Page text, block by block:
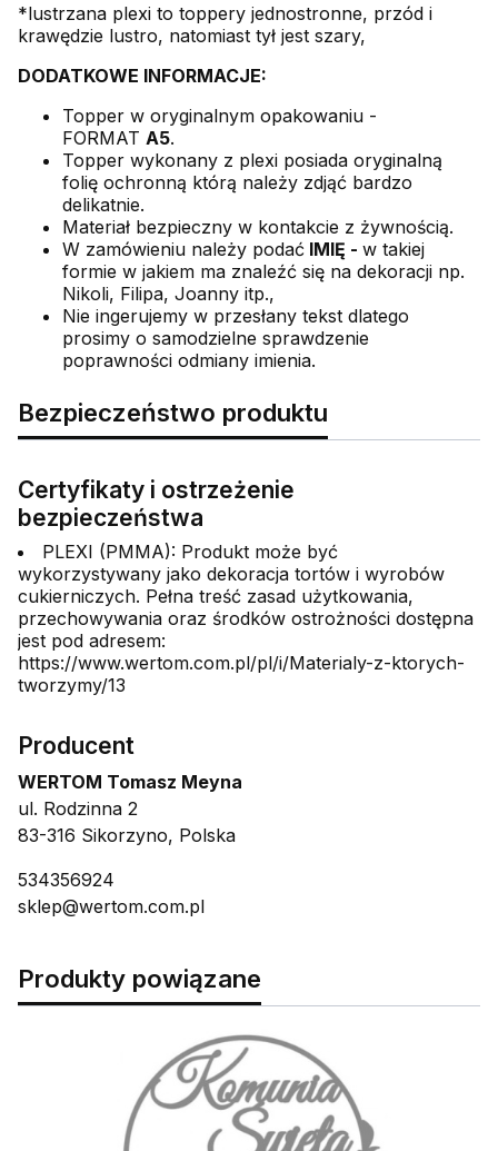
*lustrzana plexi to toppery jednostronne, przód i
krawędzie lustro, natomiast tył jest szary,
DODATKOWE INFORMACJE:
Topper w oryginalnym opakowaniu -
FORMAT A5.
Topper wykonany z plexi posiada oryginalną
folię ochronną którą należy zdjąć bardzo
delikatnie.
Materiał bezpieczny w kontakcie z żywnością.
W zamówieniu należy podać IMIĘ - w takiej
formie w jakiem ma znaleźć się na dekoracji np.
Nikoli, Filipa, Joanny itp.,
Nie ingerujemy w przesłany tekst dlatego
prosimy o samodzielne sprawdzenie
poprawności odmiany imienia.
Bezpieczeństwo produktu
Certyfikaty i ostrzeżenie
bezpieczeństwa
PLEXI (PMMA): Produkt może być
wykorzystywany jako dekoracja tortów i wyrobów
cukierniczych. Pełna treść zasad użytkowania,
przechowywania oraz środków ostrożności dostępna
jest pod adresem:
https://www.wertom.com.pl/pl/i/Materialy-z-ktorych-
tworzymy/13
Producent
WERTOM Tomasz Meyna
ul. Rodzinna 2
83-316 Sikorzyno, Polska
534356924
sklep@wertom.com.pl
Produkty powiązane